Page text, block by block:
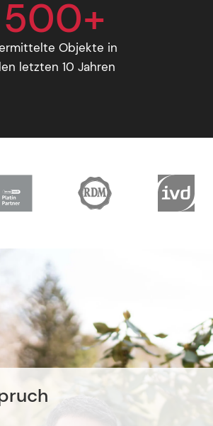
500+
Objekte in
letzten 10 Jahren